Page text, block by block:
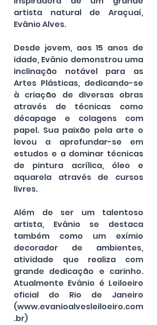
artista natural de Araçuaí,
Evânio Alves.
Desde jovem, aos 15 anos de
idade, Evânio demonstrou uma
inclinação notável para as
Artes Plásticas, dedicando-se
à criação de diversas obras
através de técnicas como
décapage e colagens com
papel. Sua paixão pela arte o
levou a aprofundar-se em
estudos e a dominar técnicas
de pintura acrílica, óleo e
aquarela através de cursos
livres.
Além de ser um talentoso
artista, Evânio se destaca
também como um exímio
decorador de ambientes,
atividade que realiza com
grande dedicação e carinho.
Atualmente Evânio é Leiloeiro
oficial do Rio de Janeiro
(www.evanioalvesleiloeiro.com
.br)